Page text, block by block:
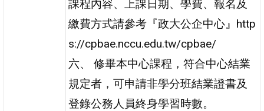
課程內容、上課日期、學費、報名及
繳費方式請參考『政大公企中心』http
s://cpbae.nccu.edu.tw/cpbae/
六、 修畢本中心課程，符合中心結業
規定者，可申請非學分班結業證書及
登錄公務人員終身學習時數。